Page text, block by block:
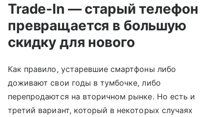
Trade-In — старый телефон
превращается в большую
скидку для нового
Как правило, устаревшие смартфоны либо
доживают свои годы в тумбочке, либо
перепродаются на вторичном рынке. Но есть и
третий вариант, который в некоторых случаях